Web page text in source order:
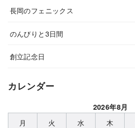
長岡のフェニックス
のんびりと3日間
創立記念日
カレンダー
2026年8月
月 火 水 木